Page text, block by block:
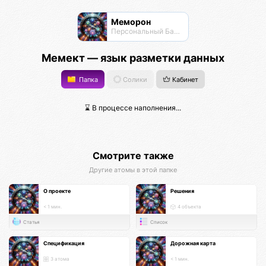
Меморон
Персональный Банк Памяти
Мемект — язык разметки данных
Папка Солики Кабинет
⌛ В процессе наполнения...
Смотрите также
Другие атомы в этой папке
О проекте
< 1 мин.
Статья
Решения
4 объекта
Список
Спецификация
3 атома
Дорожная карта
< 1 мин.